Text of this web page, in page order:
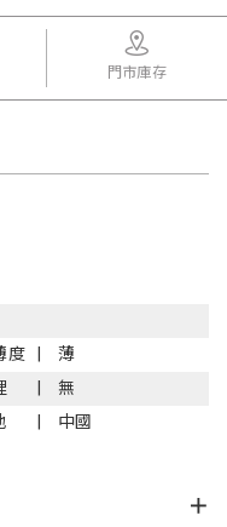
門市庫存
度
薄
無
中國